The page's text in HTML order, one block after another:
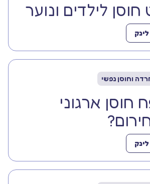
חוסן לילדים ונוער
וחוסן נפשי
חוסן ארגוני